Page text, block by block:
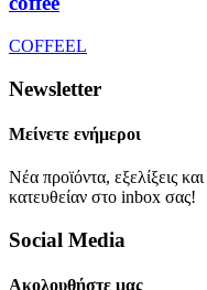
COFFEEL
Newsletter
Μείνετε ενήμεροι
Νέα προϊόντα, εξελίξεις
κατευθείαν στο inbox σας!
Social Media
Ακολουθήστε μας